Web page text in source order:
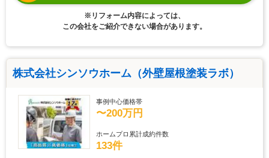
※リフォーム内容によっては、
この会社をご紹介できない場合があります。
株式会社シンソウホーム（外壁屋根塗装ラボ）
事例中心価格帯
〜200万円
ホームプロ累計成約件数
133件